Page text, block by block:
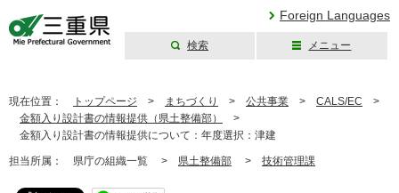
Foreign Languages
検索 メニュー
現在位置： トップページ > まちづくり > 公共事業 > CALS/EC >
金額入り設計書の情報提供（県土整備部）
>
金額入り設計書の情報提供について：年度選択：津建
担当所属： 県庁の組織一覧 > 県土整備部 > 技術管理課